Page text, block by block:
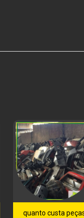
quanto custa